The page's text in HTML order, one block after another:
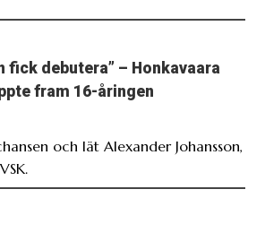
fick debutera” – Honkavaara
fram 16-åringen
och lät Alexander Johansson,